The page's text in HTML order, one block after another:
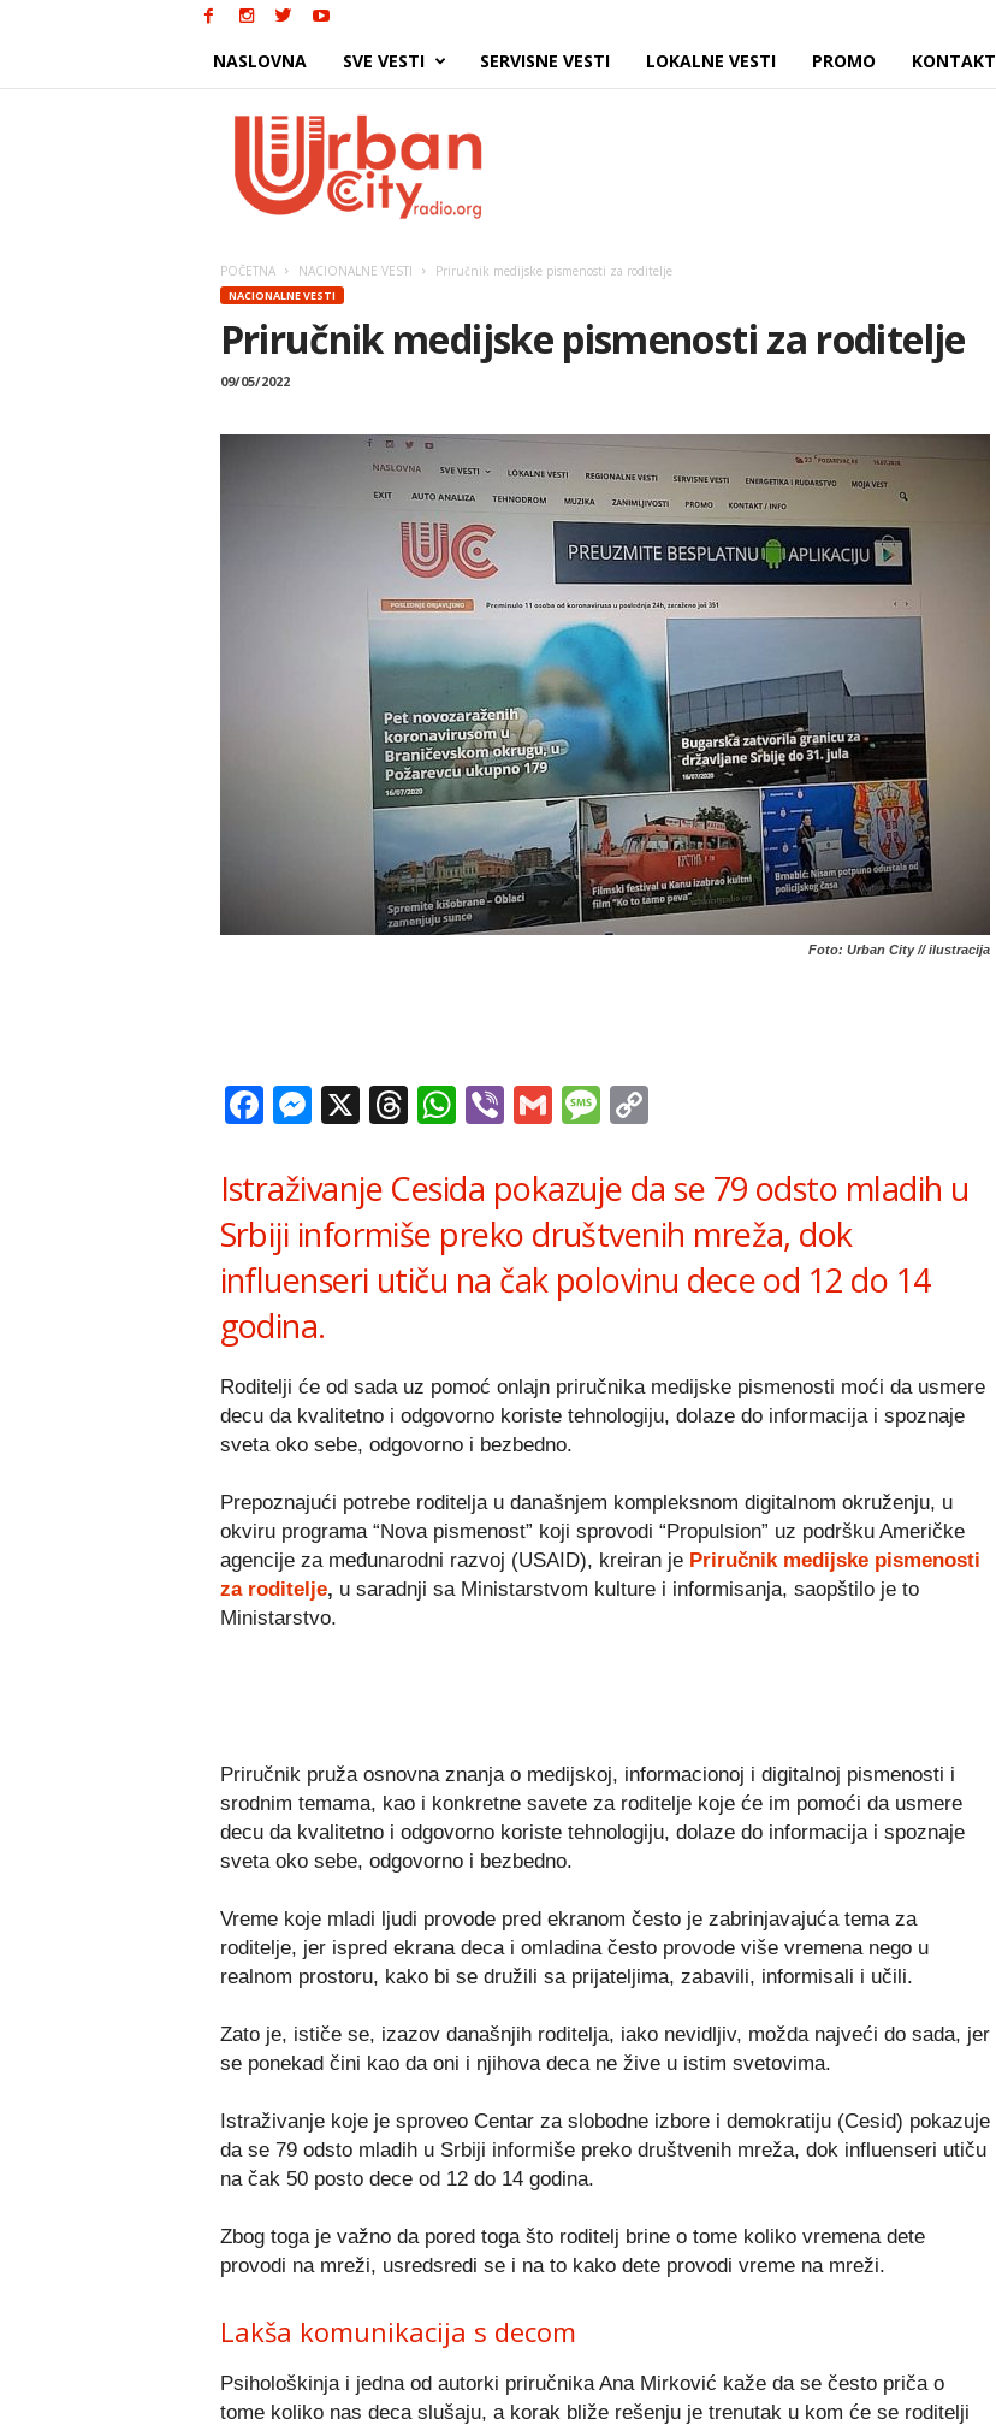
NASLOVNA SVE VESTI SERVISNE VESTI LOKALNE VESTI PROMO KONTAKT
POČETNA NACIONALNE VESTI Priručnik medijske pismenosti za roditelje
NACIONALNE VESTI
Priručnik medijske pismenosti za roditelje
09/05/2022
Foto: Urban City // ilustracija
Facebook
Messenger
X Threads
WhatsApp
ViberGmailMessage
Istraživanje Cesida pokazuje da se 79 odsto mladih u
Srbiji informiše preko društvenih mreža, dok
influenseri utiču na čak polovinu dece od 12 do 14
godina.
Roditelji će od sada uz pomoć onlajn priručnika medijske pismenosti moći da usmere
decu da kvalitetno i odgovorno koriste tehnologiju, dolaze do informacija i spoznaje
sveta oko sebe, odgovorno i bezbedno.
Prepoznajući potrebe roditelja u današnjem kompleksnom digitalnom okruženju, u
okviru programa “Nova pismenost” koji sprovodi “Propulsion” uz podršku Američke
agencije za međunarodni razvoj (USAID), kreiran je Priručnik medijske pismenosti
za roditelje, u saradnji sa Ministarstvom kulture i informisanja, saopštilo je to
Ministarstvo.
Priručnik pruža osnovna znanja o medijskoj, informacionoj i digitalnoj pismenosti i
srodnim temama, kao i konkretne savete za roditelje koje će im pomoći da usmere
decu da kvalitetno i odgovorno koriste tehnologiju, dolaze do informacija i spoznaje
sveta oko sebe, odgovorno i bezbedno.
Vreme koje mladi ljudi provode pred ekranom često je zabrinjavajuća tema za
roditelje, jer ispred ekrana deca i omladina često provode više vremena nego u
realnom prostoru, kako bi se družili sa prijateljima, zabavili, informisali i učili.
Zato je, ističe se, izazov današnjih roditelja, iako nevidljiv, možda najveći do sada, jer
se ponekad čini kao da oni i njihova deca ne žive u istim svetovima.
Istraživanje koje je sproveo Centar za slobodne izbore i demokratiju (Cesid) pokazuje
da se 79 odsto mladih u Srbiji informiše preko društvenih mreža, dok influenseri utiču
na čak 50 posto dece od 12 do 14 godina.
Zbog toga je važno da pored toga što roditelj brine o tome koliko vremena dete
provodi na mreži, usredsredi se i na to kako dete provodi vreme na mreži.
Lakša komunikacija s decom
Psihološkinja i jedna od autorki priručnika Ana Mirković kaže da se često priča o
tome koliko nas deca slušaju, a korak bliže rešenju je trenutak u kom će se roditelji